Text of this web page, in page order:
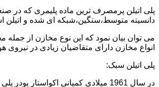
دانسیته متوسط،سنگین،شبکه ای شده و اتیلن
می توان بیان نمود که این نوع مخازن از
انواع مخازن دارای متقاضیان زیادی در نیروی
پلی اتیلن سبک: